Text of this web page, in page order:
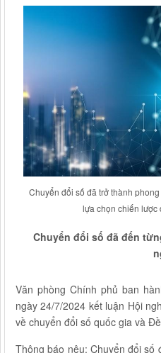
Chuyển đổi số đã trở thành phong
lựa chọn chiến lược
Chuyển đổi số đã đến
Văn phòng Chính phủ ban
ngày 24/7/2024 kết luận Hội
về chuyển đổi số quốc gia và
Thông báo nêu: Chuyển đổi số